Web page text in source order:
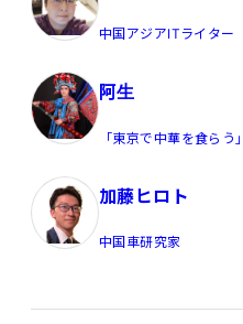
中国アジアITライター
阿生
「東京で中華を食らう」
加藤ヒロト
中国車研究家